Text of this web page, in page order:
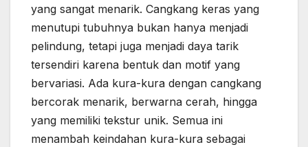
yang sangat menarik. Cangkang keras yang
menutupi tubuhnya bukan hanya menjadi
pelindung, tetapi juga menjadi daya tarik
tersendiri karena bentuk dan motif yang
bervariasi. Ada kura-kura dengan cangkang
bercorak menarik, berwarna cerah, hingga
yang memiliki tekstur unik. Semua ini
menambah keindahan kura-kura sebagai